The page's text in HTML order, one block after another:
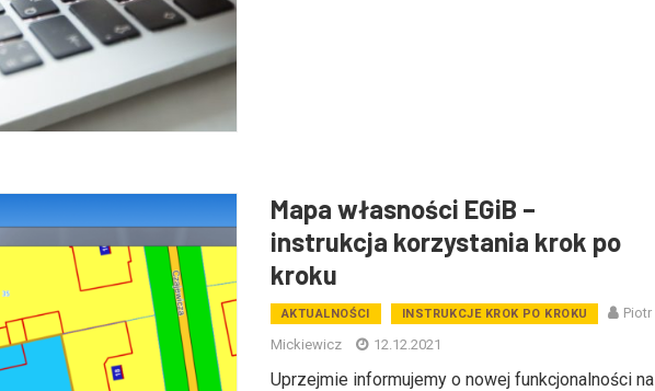
Mapa własności EGiB –
instrukcja korzystania krok po
kroku
AKTUALNOŚCI INSTRUKCJE KROK PO KROKU
Piotr
Mickiewicz
12.12.2021
Uprzejmie informujemy o nowej funkcjonalności na